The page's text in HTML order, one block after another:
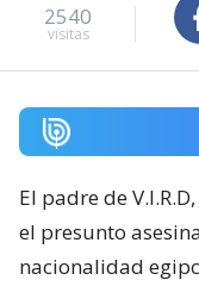
2540
visitas
El padre de
el presunto
nacionalidad